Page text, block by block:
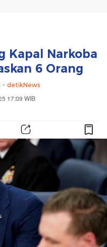
Kapal Narkoba
6 Orang
- detikNews
17:09 WIB